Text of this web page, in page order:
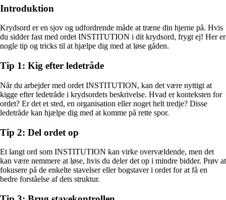
Introduktion
Krydsord er en sjov og udfordrende måde at træne din hjerne på. Hvis
du sidder fast med ordet INSTITUTION i dit krydsord, frygt ej! Her er
nogle tip og tricks til at hjælpe dig med at løse gåden.
Tip 1: Kig efter ledetråde
Når du arbejder med ordet INSTITUTION, kan det være nyttigt at
kigge efter ledetråde i krydsordets beskrivelse. Hvad er konteksten for
ordet? Er det et sted, en organisation eller noget helt tredje? Disse
ledetråde kan hjælpe dig med at komme på rette spor.
Tip 2: Del ordet op
Et langt ord som INSTITUTION kan virke overvældende, men det
kan være nemmere at løse, hvis du deler det op i mindre bidder. Prøv at
fokusere på de enkelte stavelser eller bogstaver i ordet for at få en
bedre forståelse af dets struktur.